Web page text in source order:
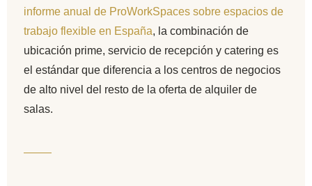
informe anual de ProWorkSpaces sobre espacios de
trabajo flexible en España, la combinación de
ubicación prime, servicio de recepción y catering es
el estándar que diferencia a los centros de negocios
de alto nivel del resto de la oferta de alquiler de
salas.